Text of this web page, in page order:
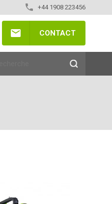
+44 1908 223456
CONTACT